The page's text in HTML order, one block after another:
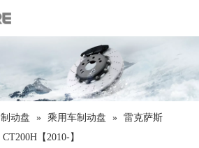
制动盘 » 乘用车制动盘 » 雷克萨斯
CT200H【2010-】